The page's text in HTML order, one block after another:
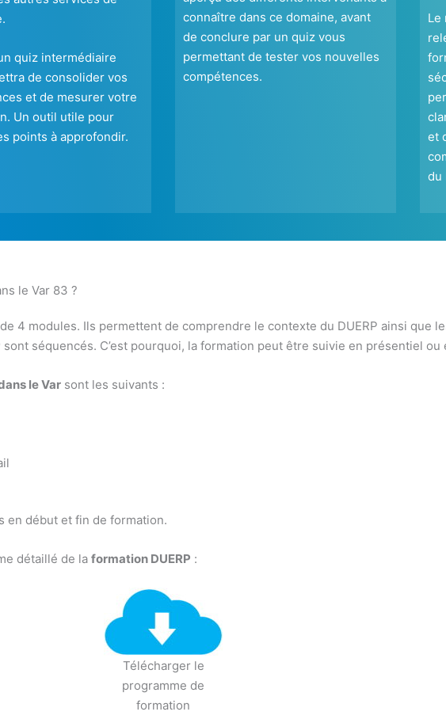
quiz intermédiaire
de consolider vos
et de mesurer votre
Un outil utile pour
points à approfondir.
connaître dans ce domaine, avant
de conclure par un quiz vous
permettant de tester vos nouvelles
compétences.
Le
et
du
le Var 83 ?
4 modules. Ils permettent de comprendre le contexte du DUERP ainsi que
sont séquencés. C’est pourquoi, la formation peut être suivie en présentiel ou
le Var sont les suivants :
en début et fin de formation.
détaillé de laformation DUERP :
Télécharger le
programme de
formation